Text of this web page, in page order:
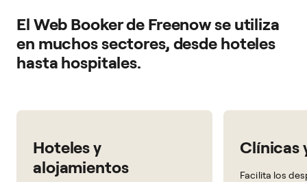
El Web Booker de Freenow se utiliza
en muchos sectores, desde hoteles
hasta hospitales.
Hoteles y
alojamientos
Clínicas
Facilita los